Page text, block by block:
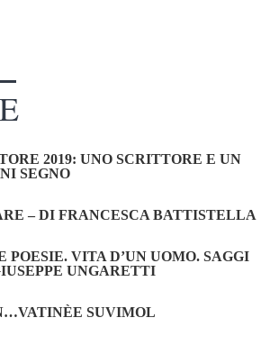
2019: UNO SCRITTORE E UN
SEGNO
– DI FRANCESCA BATTISTELLA
POESIE. VITA D’UN UOMO. SAGGI
UNGARETTI
SUVIMOL